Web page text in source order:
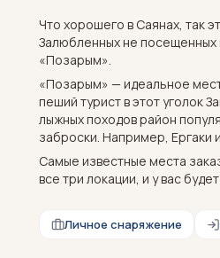
Что хорошего в Саянах, так
Залюбленных не посещенных
«Позарым».
«Позарым» — идеальное
пеший турист в этот уголок
лыжных походов район
заброски. Например, Ергаки
Самые известные места
все три локации, и у вас
Личное снаряжение